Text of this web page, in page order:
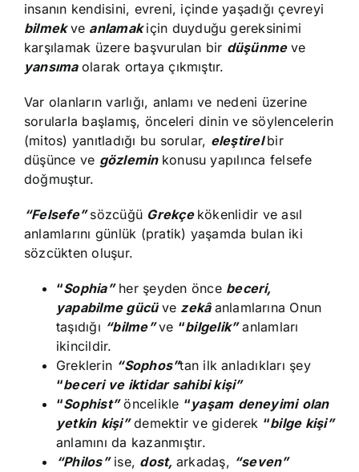
insanın kendisini, evreni, içinde yaşadığı çevreyi
bilmekve anlamakiçin duyduğu gereksinimi
karşılamak üzere başvurulan bir düşünme ve
yansıma olarak ortaya çıkmıştır.
Var olanların varlığı, anlamı ve nedeni üzerine
sorularla başlamış, önceleri dinin ve söylencelerin
(mitos) yanıtladığı bu sorular, eleştirelbir
düşünce ve gözlemin konusu yapılınca felsefe
doğmuştur.
“Felsefe”sözcüğü Grekçe kökenlidir ve asıl
anlamlarını günlük (pratik) yaşamda bulan iki
sözcükten oluşur.
“Sophia”her şeyden önce beceri,
yapabilme gücü ve zekâ anlamlarına Onun
taşıdığı “bilme”ve “bilgelik”anlamları
ikincildir.
Greklerin “Sophos”tan ilk anladıkları şey
“becerive iktidar sahibi kişi”
“Sophist”öncelikle “yaşam deneyimi olan
yetkin kişi”demektir ve giderek “bilgekişi”
anlamını da kazanmıştır.
“Philos”ise, dost, arkadaş, “seven”